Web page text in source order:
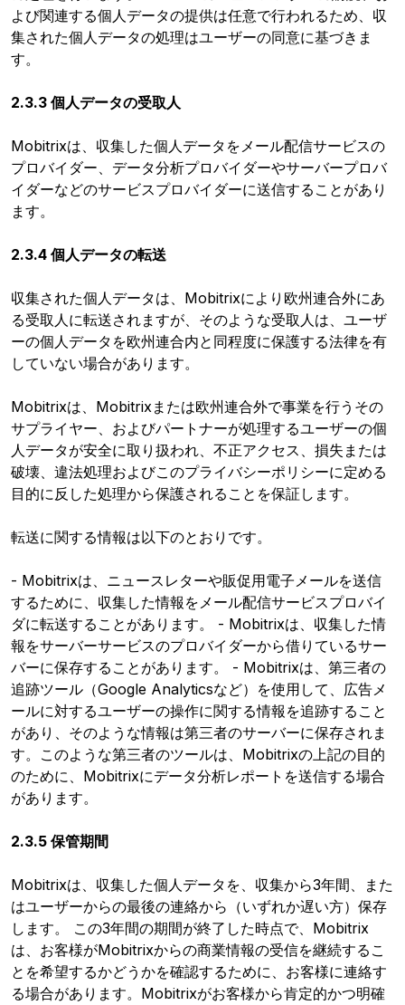
よび関連する個人データの提供は任意で行われるため、収
集された個人データの処理はユーザーの同意に基づきま
す。
2.3.3 個人データの受取人
Mobitrixは、収集した個人データをメール配信サービスの
プロバイダー、データ分析プロバイダーやサーバープロバ
イダーなどのサービスプロバイダーに送信することがあり
ます。
2.3.4 個人データの転送
収集された個人データは、Mobitrixにより欧州連合外にあ
る受取人に転送されますが、そのような受取人は、ユーザ
ーの個人データを欧州連合内と同程度に保護する法律を有
していない場合があります。
Mobitrixは、Mobitrixまたは欧州連合外で事業を行うその
サプライヤー、およびパートナーが処理するユーザーの個
人データが安全に取り扱われ、不正アクセス、損失または
破壊、違法処理およびこのプライバシーポリシーに定める
目的に反した処理から保護されることを保証します。
転送に関する情報は以下のとおりです。
- Mobitrixは、ニュースレターや販促用電子メールを送信
するために、収集した情報をメール配信サービスプロバイ
ダに転送することがあります。 - Mobitrixは、収集した情
報をサーバーサービスのプロバイダーから借りているサー
バーに保存することがあります。 - Mobitrixは、第三者の
追跡ツール（Google Analyticsなど）を使用して、広告メ
ールに対するユーザーの操作に関する情報を追跡すること
があり、そのような情報は第三者のサーバーに保存されま
す。このような第三者のツールは、Mobitrixの上記の目的
のために、Mobitrixにデータ分析レポートを送信する場合
があります。
2.3.5 保管期間
Mobitrixは、収集した個人データを、収集から3年間、また
はユーザーからの最後の連絡から（いずれか遅い方）保存
します。 この3年間の期間が終了した時点で、Mobitrix
は、お客様がMobitrixからの商業情報の受信を継続するこ
とを希望するかどうかを確認するために、お客様に連絡す
る場合があります。Mobitrixがお客様から肯定的かつ明確